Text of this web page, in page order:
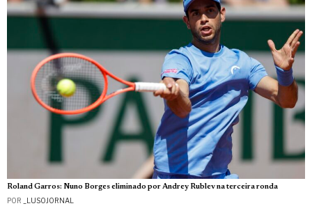
Roland Garros: Nuno Borges eliminado por Andrey Rublev na terceira ronda
POR _LUSOJORNAL